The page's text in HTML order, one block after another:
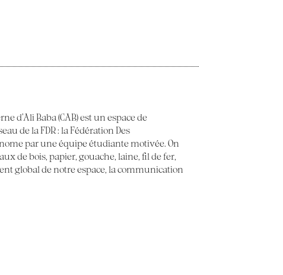
d’Ali Baba (CAB) est un espace de
de la FDR : la Fédération Des
par une équipe étudiante motivée. On
de bois, papier, gouache, laine, fil de fer,
global de notre espace, la communication